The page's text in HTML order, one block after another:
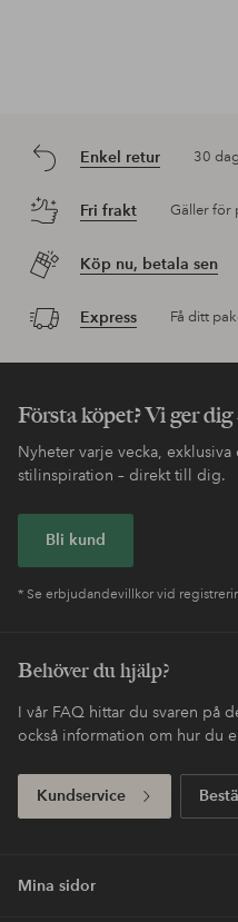
Enkel retur 30
Fri frakt Gäller för
Köp nu, betala sen
Express Få ditt
Första köpet? Vi ger
Nyheter varje vecka,
stilinspiration – direkt till dig.
Bli kund
* Se erbjudandevillkor vid
Behöver du hjälp?
I vår FAQ hittar du svaren på
också information om hur du
Kundservice
Mina sidor